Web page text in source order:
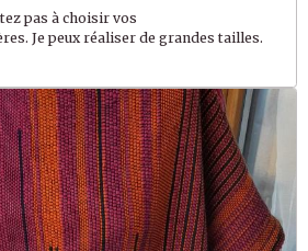
pas à choisir vos
Je peux réaliser de grandes tailles.